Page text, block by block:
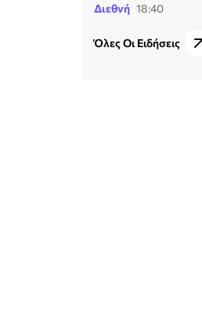
Διεθνή 18:40
Όλες Οι Ειδήσεις